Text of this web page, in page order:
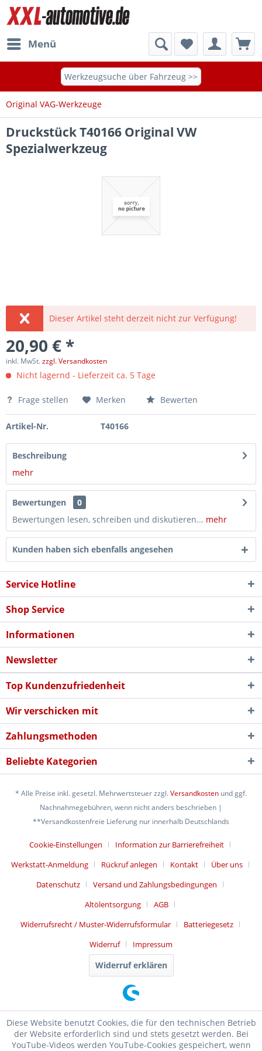
Menü
Werkzeugsuche über Fahrzeug >>
Original VAG-Werkzeuge
Druckstück T40166 Original VW
Spezialwerkzeug
Dieser Artikel steht derzeit nicht zur Verfügung!
20,90 € *
inkl. MwSt.zzgl. Versandkosten
Nicht lagernd - Lieferzeit ca. 5 Tage
Frage stellen Merken Bewerten
Artikel-Nr. T40166
Beschreibung
mehr
Bewertungen
0
Bewertungen lesen, schreiben und diskutieren... mehr
Kunden haben sich ebenfalls angesehen
Service Hotline
Shop Service
Informationen
Newsletter
Top Kundenzufriedenheit
Wir verschicken mit
Zahlungsmethoden
Beliebte Kategorien
* Alle Preise inkl. gesetzl. Mehrwertsteuer zzgl.Versandkosten und ggf.
Nachnahmegebühren, wenn nicht anders beschrieben |
**Versandkostenfreie Lieferung nur innerhalb Deutschlands
Cookie-Einstellungen
Information zur Barrierefreiheit
Werkstatt-Anmeldung
Rückruf anlegen Kontakt
Über uns
Datenschutz
Versand und Zahlungsbedingungen
Altölentsorgung
AGB
Widerrufsrecht / Muster-Widerrufsformular
Batteriegesetz
Widerruf
Impressum
Widerruf erklären
Diese Website benutzt Cookies, die für den technischen Betrieb
der Website erforderlich sind und stets gesetzt werden. Bei
YouTube-Videos werden YouTube-Cookies gespeichert, wenn